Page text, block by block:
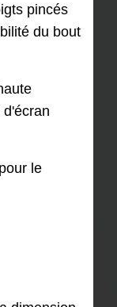
pincés
du bout
le